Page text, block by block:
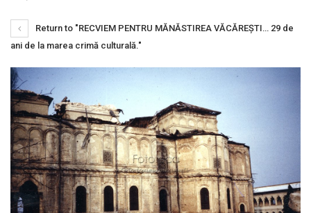
Return to "RECVIEM PENTRU MĂNĂSTIREA VĂCĂREŞTI… 29 de
ani de la marea crimă culturală."